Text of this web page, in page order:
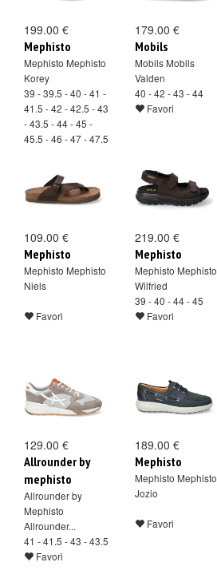
199.00 €
Mephisto
Mephisto Mephisto
Korey
39 - 39.5 - 40 - 41 -
41.5 - 42 - 42.5 - 43
- 43.5 - 44 - 45 -
45.5 - 46 - 47 - 47.5
179.00 €
Mobils
Mobils Mobils
Valden
40 - 42 - 43 - 44
Favori
109.00 €
Mephisto
Mephisto Mephisto
Niels
Favori
219.00 €
Mephisto
Mephisto Mephisto
Wilfried
39 - 40 - 44 - 45
Favori
129.00 €
Allrounder by
mephisto
Allrounder by
Mephisto
Allrounder...
41 - 41.5 - 43 - 43.5
Favori
189.00 €
Mephisto
Mephisto Mephisto
Jozio
Favori